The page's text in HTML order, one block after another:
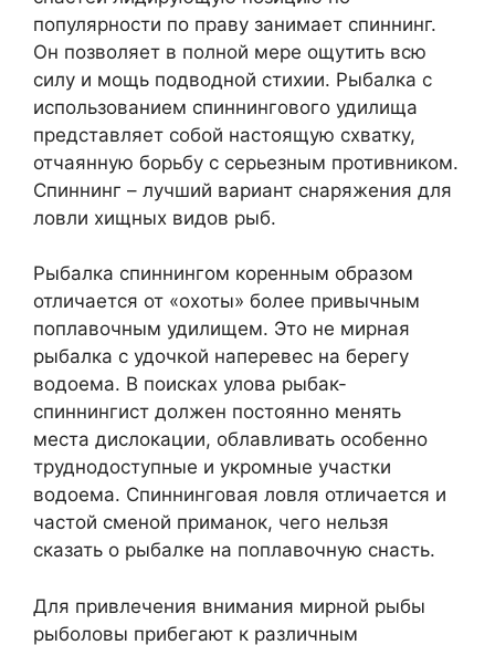
популярности по праву занимает спиннинг.
Он позволяет в полной мере ощутить всю
силу и мощь подводной стихии. Рыбалка с
использованием спиннингового удилища
представляет собой настоящую схватку,
отчаянную борьбу с серьезным противником.
Спиннинг – лучший вариант снаряжения для
ловли хищных видов рыб.
Рыбалка спиннингом коренным образом
отличается от «охоты» более привычным
поплавочным удилищем. Это не мирная
рыбалка с удочкой наперевес на берегу
водоема. В поисках улова рыбак-
спиннингист должен постоянно менять
места дислокации, облавливать особенно
труднодоступные и укромные участки
водоема. Спиннинговая ловля отличается и
частой сменой приманок, чего нельзя
сказать о рыбалке на поплавочную снасть.
Для привлечения внимания мирной рыбы
рыболовы прибегают к различным